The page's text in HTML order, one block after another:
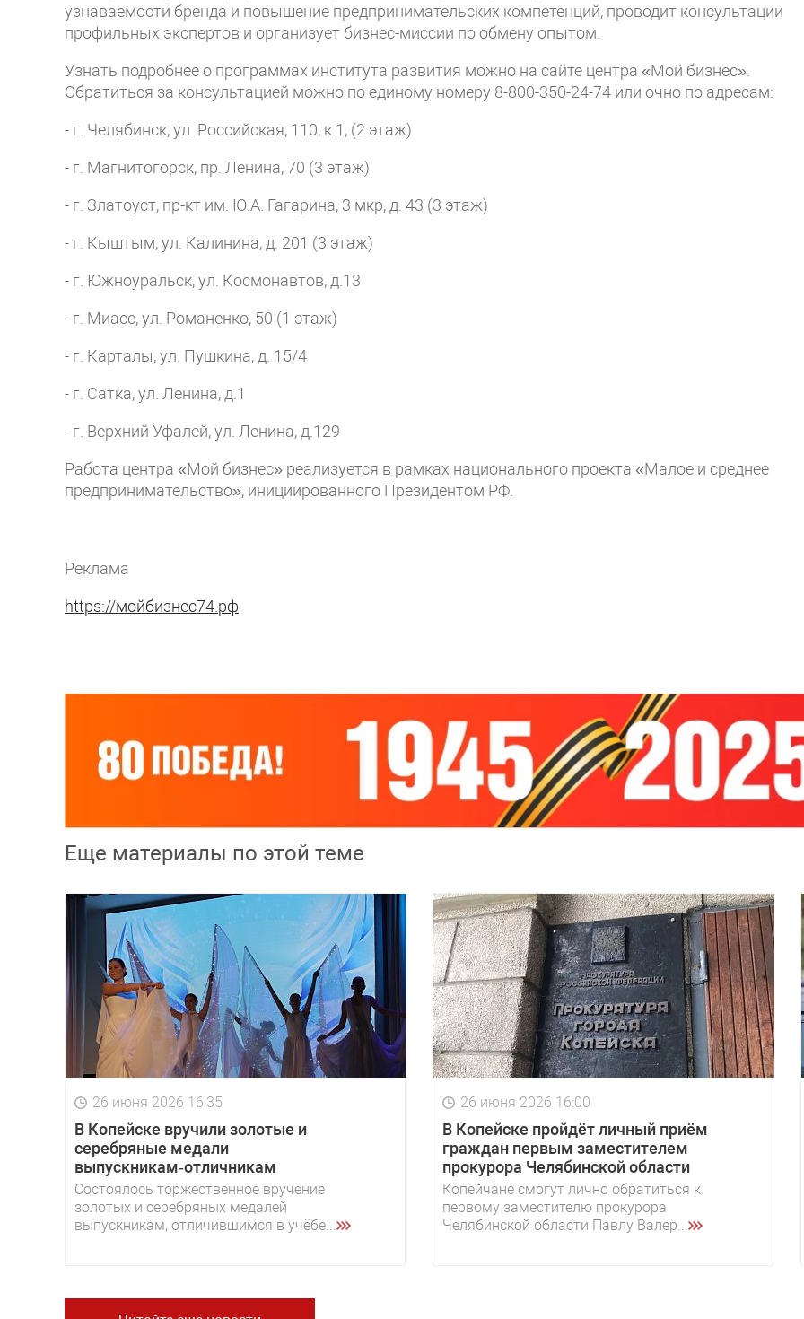
узнаваемости бренда и повышение предпринимательских компетенций, проводит консультации
профильных экспертов и организует бизнес-миссии по обмену опытом.
Узнать подробнее о программах института развития можно на сайте центра «Мой бизнес».
Обратиться за консультацией можно по единому номеру 8-800-350-24-74 или очно по адресам:
- г. Челябинск, ул. Российская, 110, к.1, (2 этаж)
- г. Магнитогорск, пр. Ленина, 70 (3 этаж)
- г. Златоуст, пр-кт им. Ю.А. Гагарина, 3 мкр, д. 43 (3 этаж)
- г. Кыштым, ул. Калинина, д. 201 (3 этаж)
- г. Южноуральск, ул. Космонавтов, д.13
- г. Миасс, ул. Романенко, 50 (1 этаж)
- г. Карталы, ул. Пушкина, д. 15/4
- г. Сатка, ул. Ленина, д.1
- г. Верхний Уфалей, ул. Ленина, д.129
Работа центра «Мой бизнес» реализуется в рамках национального проекта «Малое и среднее
предпринимательство», инициированного Президентом РФ.
Реклама
https://мойбизнес74.рф
Еще материалы по этой теме
26 июня 2026 16:35
В Копейске вручили золотые и
серебряные медали
выпускникам‑отличникам
Состоялось торжественное вручение
золотых и серебряных медалей
выпускникам, отличившимся в учёбе...
26 июня 2026 16:00
В Копейске пройдёт личный приём
граждан первым заместителем
прокурора Челябинской области
Копейчане смогут лично обратиться к
первому заместителю прокурора
Челябинской области Павлу Валер...